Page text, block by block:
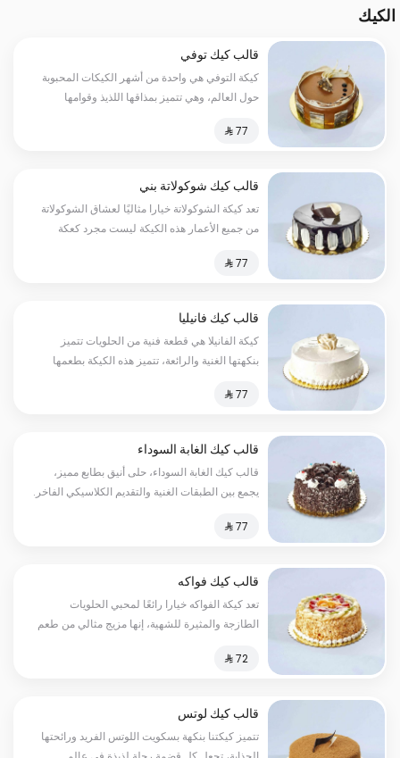
الكيك
قالب كيك توفي
كيكة التوفي هي واحدة من أشهر الكيكات المحبوبة
حول العالم، وهي تتميز بمذاقها اللذيذ وقوامها
قالب كيك شوكولاتة بني
تعد كيكة الشوكولاتة خيارا مثاليًا لعشاق الشوكولاتة
من جميع الأعمار هذه الكيكة ليست مجرد كعكة
قالب كيك فانيليا
كيكة الفانيلا هي قطعة فنية من الحلويات تتميز
بنكهتها الغنية والرائعة، تتميز هذه الكيكة بطعمها
قالب كيك الغابة السوداء
قالب كيك الغابة السوداء، حلى أنيق بطابع مميز،
يجمع بين الطبقات الغنية والتقديم الكلاسيكي الفاخر.
قالب كيك فواكه
تعد كيكة الفواكه خيارا رائعًا لمحبي الحلويات
الطازجة والمثيرة للشهية، إنها مزيج مثالي من طعم
⁨⁦‪‬ 72⁩
قالب كيك لوتس
تتميز كيكتنا بنكهة بسكويت اللوتس الفريد ورائحتها